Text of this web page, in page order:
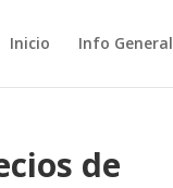
Inicio Info General
de